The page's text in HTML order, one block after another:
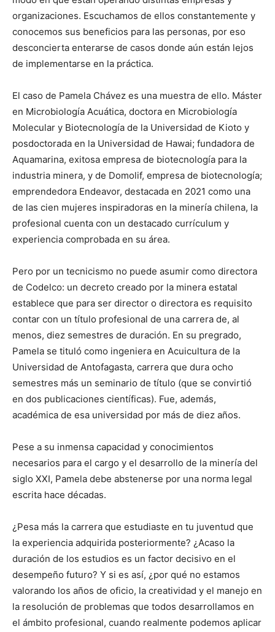
organizaciones. Escuchamos de ellos constantemente y
conocemos sus beneficios para las personas, por eso
desconcierta enterarse de casos donde aún están lejos
de implementarse en la práctica.
El caso de Pamela Chávez es una muestra de ello. Máster
en Microbiología Acuática, doctora en Microbiología
Molecular y Biotecnología de la Universidad de Kioto y
posdoctorada en la Universidad de Hawai; fundadora de
Aquamarina, exitosa empresa de biotecnología para la
industria minera, y de Domolif, empresa de biotecnología;
emprendedora Endeavor, destacada en 2021 como una
de las cien mujeres inspiradoras en la minería chilena, la
profesional cuenta con un destacado currículum y
experiencia comprobada en su área.
Pero por un tecnicismo no puede asumir como directora
de Codelco: un decreto creado por la minera estatal
establece que para ser director o directora es requisito
contar con un título profesional de una carrera de, al
menos, diez semestres de duración. En su pregrado,
Pamela se tituló como ingeniera en Acuicultura de la
Universidad de Antofagasta, carrera que dura ocho
semestres más un seminario de título (que se convirtió
en dos publicaciones científicas). Fue, además,
académica de esa universidad por más de diez años.
Pese a su inmensa capacidad y conocimientos
necesarios para el cargo y el desarrollo de la minería del
siglo XXI, Pamela debe abstenerse por una norma legal
escrita hace décadas.
¿Pesa más la carrera que estudiaste en tu juventud que
la experiencia adquirida posteriormente? ¿Acaso la
duración de los estudios es un factor decisivo en el
desempeño futuro? Y si es así, ¿por qué no estamos
valorando los años de oficio, la creatividad y el manejo en
la resolución de problemas que todos desarrollamos en
el ámbito profesional, cuando realmente podemos aplicar